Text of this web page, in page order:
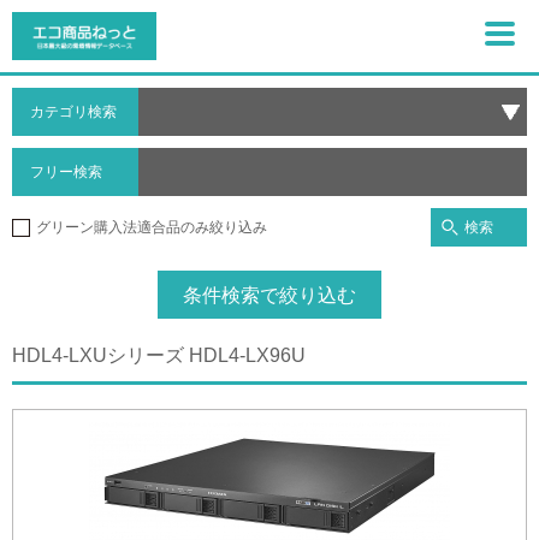
カテゴリ検索
フリー検索
グリーン購入法適合品のみ絞り込み 検索
条件検索で絞り込む
HDL4-LXUシリーズ HDL4-LX96U